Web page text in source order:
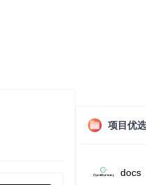
项目优选
docs